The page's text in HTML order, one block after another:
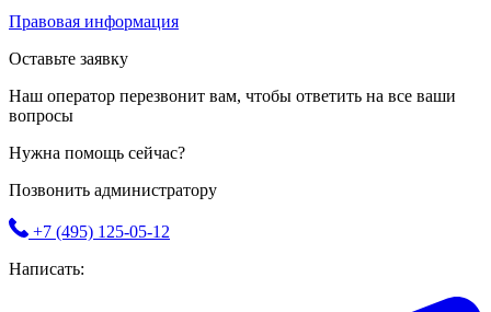
Правовая информация
Оставьте заявку
Наш оператор перезвонит вам, чтобы ответить на все ваши
вопросы
Нужна помощь сейчас?
Позвонить администратору
+7 (495) 125-05-12
Написать: